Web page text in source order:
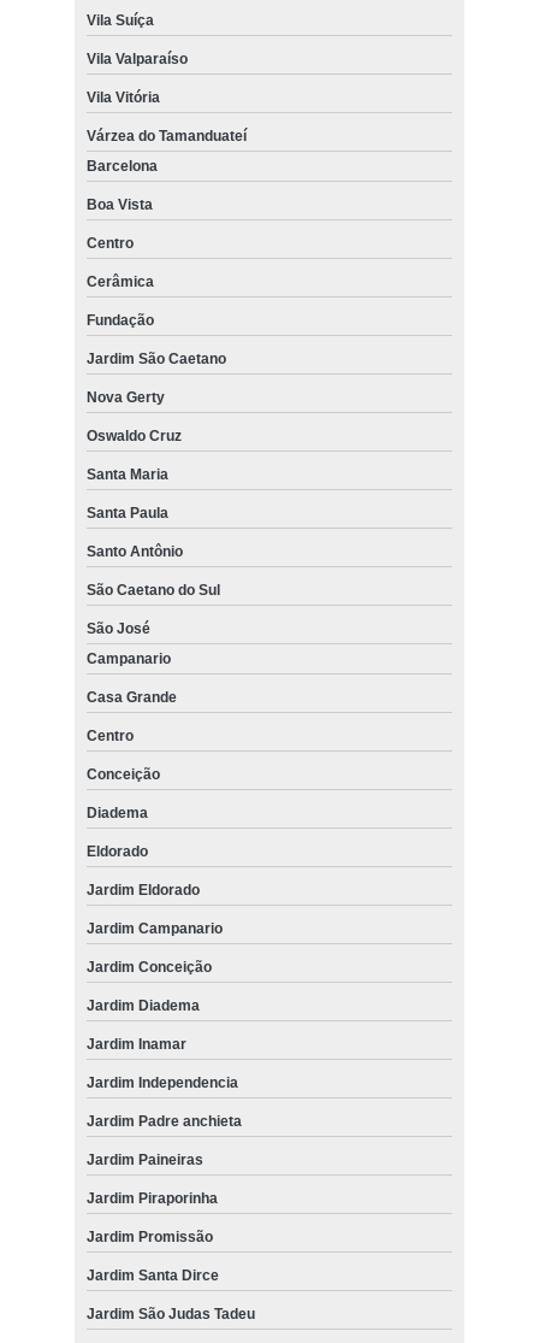
Vila Suíça
Vila Valparaíso
Vila Vitória
Várzea do Tamanduateí
Barcelona
Boa Vista
Centro
Cerâmica
Fundação
Jardim São Caetano
Nova Gerty
Oswaldo Cruz
Santa Maria
Santa Paula
Santo Antônio
São Caetano do Sul
São José
Campanario
Casa Grande
Centro
Conceição
Diadema
Eldorado
Jardim Eldorado
Jardim Campanario
Jardim Conceição
Jardim Diadema
Jardim Inamar
Jardim Independencia
Jardim Padre anchieta
Jardim Paineiras
Jardim Piraporinha
Jardim Promissão
Jardim Santa Dirce
Jardim São Judas Tadeu